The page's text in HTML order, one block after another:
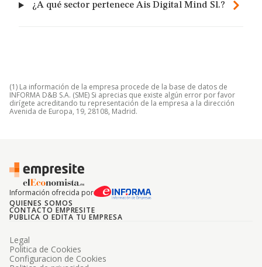
¿A qué sector pertenece Ais Digital Mind Sl.?
(1) La información de la empresa procede de la base de datos de
INFORMA D&B S.A. (SME) Si aprecias que existe algún error por favor
dirígete acreditando tu representación de la empresa a la dirección
Avenida de Europa, 19, 28108, Madrid.
Información ofrecida por
QUIENES SOMOS
CONTACTO EMPRESITE
PUBLICA O EDITA TU EMPRESA
Legal
Politica de Cookies
Configuracion de Cookies